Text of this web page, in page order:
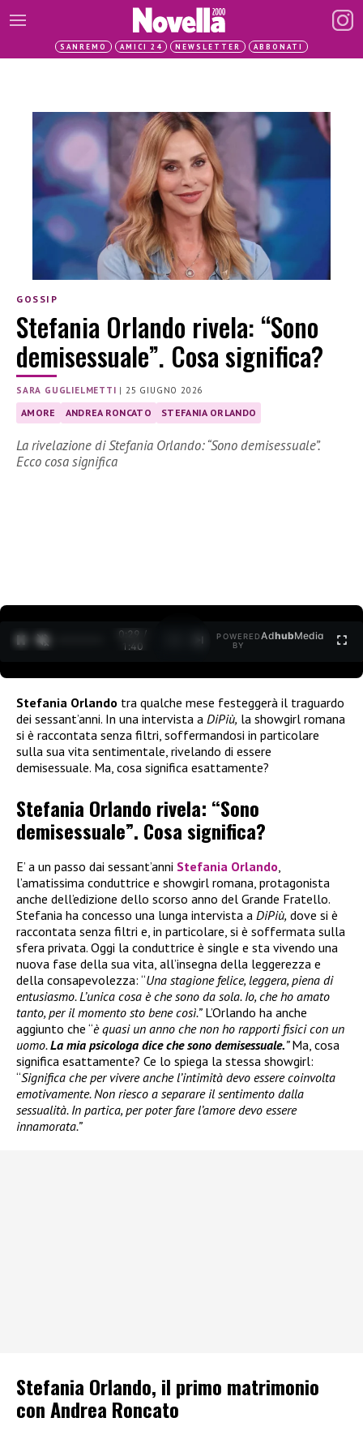
SANREMO AMICI 24 NEWSLETTER ABBONATI
GOSSIP
Stefania Orlando rivela: “Sono
demisessuale”. Cosa significa?
SARA GUGLIELMETTI |25 GIUGNO 2026
AMORE ANDREA RONCATO STEFANIA ORLANDO
La rivelazione di Stefania Orlando: “Sono demisessuale”.
Ecco cosa significa
0:30 /
1:40
POWERED
BY
AdhubMedia
Stefania Orlando tra qualche mese festeggerà il traguardo
dei sessant’anni. In una intervista a DiPiù, la showgirl romana
si è raccontata senza filtri, soffermandosi in particolare
sulla sua vita sentimentale, rivelando di essere
demisessuale. Ma, cosa significa esattamente?
Stefania Orlando rivela: “Sono
demisessuale”. Cosa significa?
E’ a un passo dai sessant’anni Stefania Orlando,
l’amatissima conduttrice e showgirl romana, protagonista
anche dell’edizione dello scorso anno del Grande Fratello.
Stefania ha concesso una lunga intervista a DiPiù, dove si è
raccontata senza filtri e, in particolare, si è soffermata sulla
sfera privata. Oggi la conduttrice è single e sta vivendo una
nuova fase della sua vita, all’insegna della leggerezza e
della consapevolezza: “Una stagione felice, leggera, piena di
entusiasmo. L’unica cosa è che sono da sola. Io, che ho amato
tanto, per il momento sto bene così.”L’Orlando ha anche
aggiunto che “è quasi un anno che non ho rapporti fisici con un
uomo.La mia psicologa dice che sono demisessuale.”Ma, cosa
significa esattamente? Ce lo spiega la stessa showgirl:
“Significa che per vivere anche l’intimità devo essere coinvolta
emotivamente. Non riesco a separare il sentimento dalla
sessualità. In partica, per poter fare l’amore devo essere
innamorata.”
Stefania Orlando, il primo matrimonio
con Andrea Roncato